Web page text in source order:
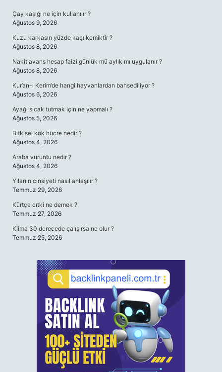
Çay kaşığı ne için kullanılır ?
Ağustos 9, 2026
Kuzu karkasın yüzde kaçı kemiktir ?
Ağustos 8, 2026
Nakit avans hesap faizi günlük mü aylık mı uygulanır ?
Ağustos 8, 2026
Kur’an-ı Kerim’de hangi hayvanlardan bahsediliyor ?
Ağustos 6, 2026
Ayağı sıcak tutmak için ne yapmalı ?
Ağustos 5, 2026
Bitkisel kök hücre nedir ?
Ağustos 4, 2026
Araba vuruntu nedir ?
Ağustos 4, 2026
Yılanın cinsiyeti nasıl anlaşılır ?
Temmuz 29, 2026
Kürtçe cıtki ne demek ?
Temmuz 27, 2026
Klima 30 derecede çalışırsa ne olur ?
Temmuz 25, 2026